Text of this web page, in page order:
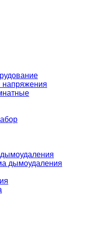
напряжения
дымоудаления